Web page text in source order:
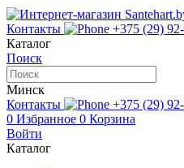
Контакты +375 (29)
Каталог
Поиск
Минск
Контакты
+375 (29)
0 Избранное 0 Корзина
Войти
Каталог